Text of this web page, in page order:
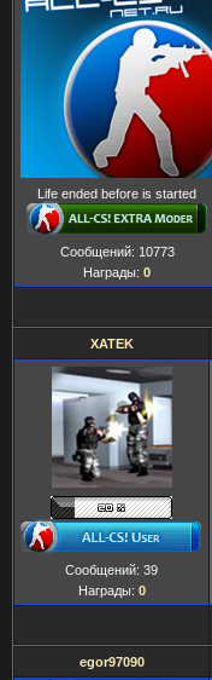
Life ended before is started
Сообщений: 10773
Награды: 0
XATEK
Сообщений: 39
Награды: 0
egor97090